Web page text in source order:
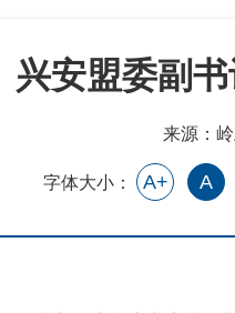
兴安盟委副
来源：
字体大小： A+ A